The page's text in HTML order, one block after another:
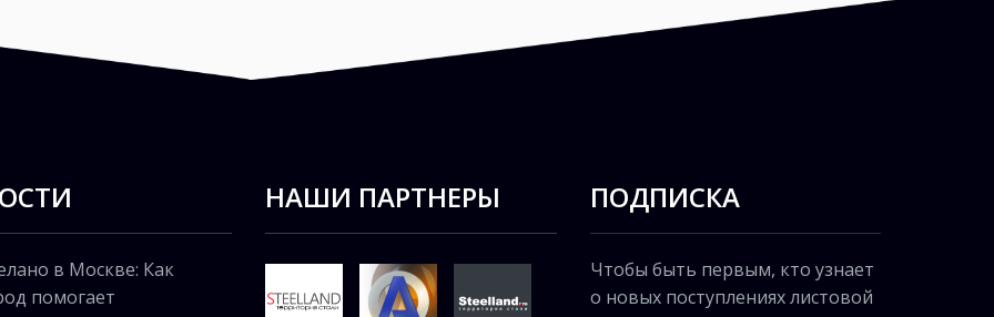
в Москве: Как
помогает
НАШИ ПАРТНЕРЫ ПОДПИСКА
Чтобы быть первым, кто узнает
о новых поступлениях листовой